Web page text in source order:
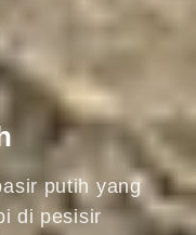
putih yang
di pesisir